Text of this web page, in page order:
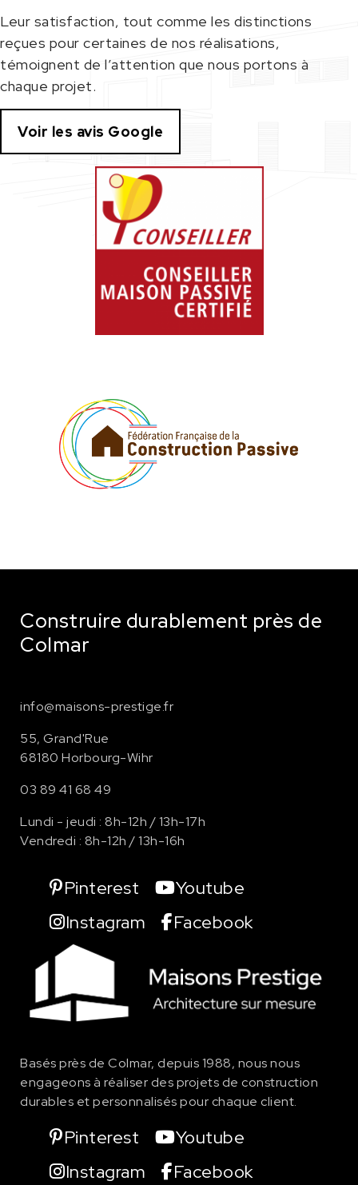
Leur satisfaction, tout comme les distinctions
reçues pour certaines de nos réalisations,
témoignent de l’attention que nous portons à
chaque projet.
Voir les avis Google
Construire durablement près de
Colmar
info@maisons-prestige.fr
55, Grand'Rue
68180 Horbourg-Wihr
03 89 41 68 49
Lundi - jeudi : 8h-12h / 13h-17h
Vendredi : 8h-12h / 13h-16h
Pinterest
Youtube
Instagram
Facebook
Basés près de Colmar, depuis 1988, nous nous
engageons à réaliser des projets de construction
durables et personnalisés pour chaque client.
Pinterest
Youtube
Instagram
Facebook